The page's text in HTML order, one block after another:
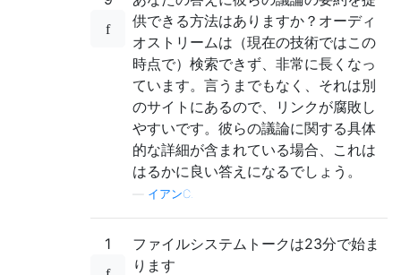
供できる方法はありますか？オーディ
オストリームは（現在の技術ではこの
時点で）検索できず、非常に長くなっ
ています。言うまでもなく、それは別
のサイトにあるので、リンクが腐敗し
やすいです。彼らの議論に関する具体
的な詳細が含まれている場合、これは
はるかに良い答えになるでしょう。
イアンC.
1
ファイルシステムトークは23分で始ま
ります